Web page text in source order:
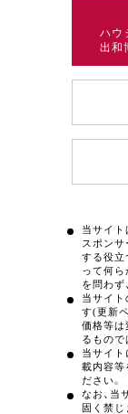
ハウ
出和
当サイ
スポン
する役立
って何ら
を問わず
当サイ
す(更新
価格等は
るもので
当サイ
載内容等
ださい。
なお、当
固く禁じ